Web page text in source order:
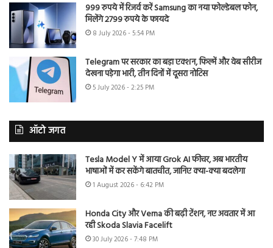
999 रुपये में रिजर्व करें Samsung का नया फोल्डेबल फोन,
मिलेंगे 2799 रुपये के फायदे
8 July 2026 - 5:54 PM
Telegram पर सरकार का बड़ा एक्शन, फिल्में और वेब सीरीज
देखना पड़ेगा भारी, तीन दिनों में दूसरा नोटिस
5 July 2026 - 2:25 PM
ऑटो जगत
Tesla Model Y में आया Grok AI फीचर, अब भारतीय
भाषाओं में कर सकेंगे बातचीत, जानिए क्या-क्या बदलेगा
1 August 2026 - 6:42 PM
Honda City और Verna की बढ़ी टेंशन, नए अवतार में आ
रही Skoda Slavia Facelift
30 July 2026 - 7:48 PM